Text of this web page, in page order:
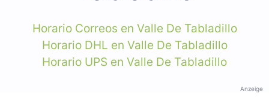
Horario Correos en Valle De Tabladillo
Horario DHL en Valle De Tabladillo
Horario UPS en Valle De Tabladillo
Anzeige